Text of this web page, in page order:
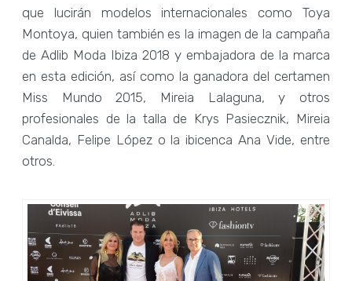
que lucirán modelos internacionales como Toya
Montoya, quien también es la imagen de la campaña
de Adlib Moda Ibiza 2018 y embajadora de la marca
en esta edición, así como la ganadora del certamen
Miss Mundo 2015, Mireia Lalaguna, y otros
profesionales de la talla de Krys Pasiecznik, Mireia
Canalda, Felipe López o la ibicenca Ana Vide, entre
otros.